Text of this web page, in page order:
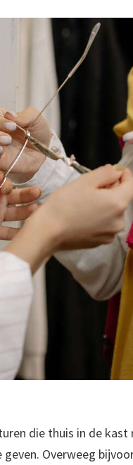
die thuis in de kast
Overweeg